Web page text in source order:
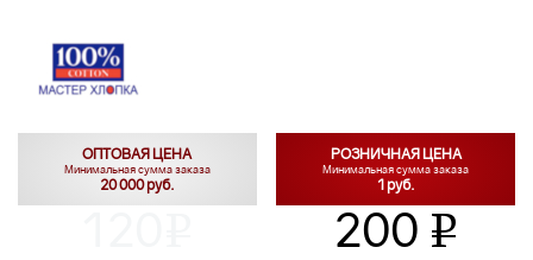
ОПТОВАЯ ЦЕНА
Минимальная сумма заказа
20 000 руб.
РОЗНИЧНАЯ ЦЕНА
Минимальная сумма заказа
1 руб.
200 v